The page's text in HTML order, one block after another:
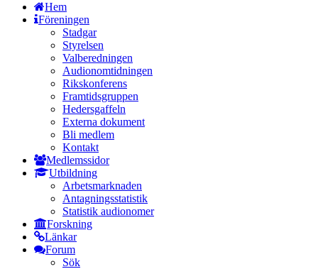
Hem
Föreningen
Stadgar
Styrelsen
Valberedningen
Audionomtidningen
Rikskonferens
Framtidsgruppen
Hedersgaffeln
Externa dokument
Bli medlem
Kontakt
Medlemssidor
Utbildning
Arbetsmarknaden
Antagningsstatistik
Statistik audionomer
Forskning
Länkar
Forum
Sök